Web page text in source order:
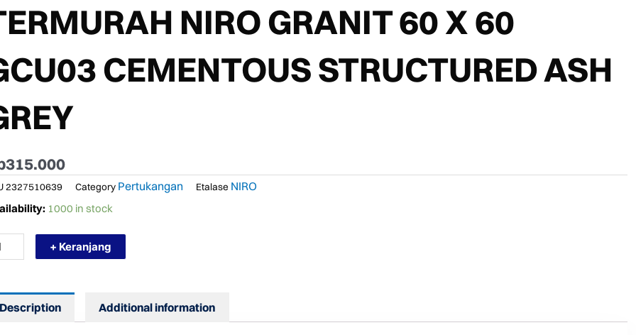
NIRO GRANIT 60 X 60
CEMENTOUS STRUCTURED ASH
315.000
2327510639 Category Pertukangan Etalase NIRO
1000 in stock
+ Keranjang
Description Additional information